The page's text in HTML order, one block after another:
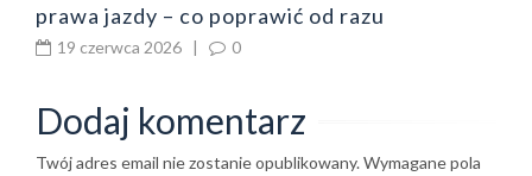
prawa jazdy – co poprawić od razu
19 czerwca 2026 | 0
Dodaj komentarz
Twój adres email nie zostanie opublikowany.Wymagane pola